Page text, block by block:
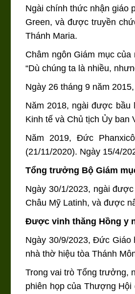
Ngài chính thức nhận giáo
Green, và được truyền
Thánh Maria.
Châm ngôn Giám mục
“Dù chúng ta là nhiều,
Ngày 26 tháng 9 năm
Năm 2018, ngài được bầu
Kinh tế và Chủ tịch Ủy ban
Năm 2019, Đức
(21/11/2020). Ngày 15/4/
Tổng trưởng Bộ Giám
Ngày 30/1/2023, ngài
Châu Mỹ Latinh, và được
Được vinh thăng Hồng y
Ngày 30/9/2023, Đức Giáo
nhà thờ hiệu tòa Thánh
Trong vai trò Tổng trưởng,
phiên họp của Thượng